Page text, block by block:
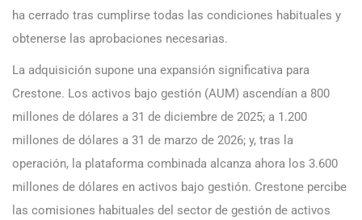
ha cerrado tras cumplirse todas las condiciones habituales y
obtenerse las aprobaciones necesarias.
La adquisición supone una expansión significativa para
Crestone. Los activos bajo gestión (AUM) ascendían a 800
millones de dólares a 31 de diciembre de 2025; a 1.200
millones de dólares a 31 de marzo de 2026; y, tras la
operación, la plataforma combinada alcanza ahora los 3.600
millones de dólares en activos bajo gestión. Crestone percibe
las comisiones habituales del sector de gestión de activos